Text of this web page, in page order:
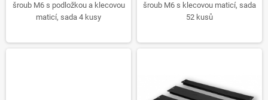
šroub M6 s podložkou a klecovou
maticí, sada 4 kusy
šroub M6 s klecovou maticí, sada
52 kusů